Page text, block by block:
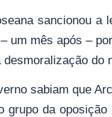
sancionou a
um mês após –
do
sabiam que
grupo da